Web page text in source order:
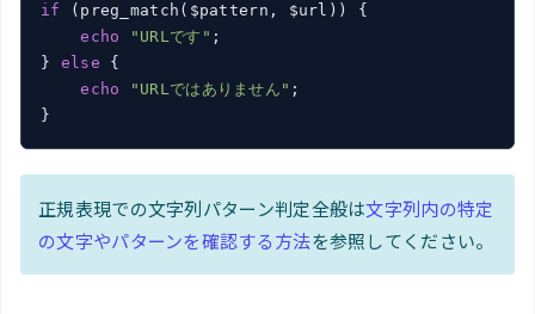
if
(preg_match($pattern, $url)) {
echo
"URLです" ;
} else {
echo
"URLではありません" ;
正規表現での文字列パターン判定全般は文字列内の特定
の文字やパターンを確認する方法を参照してください。